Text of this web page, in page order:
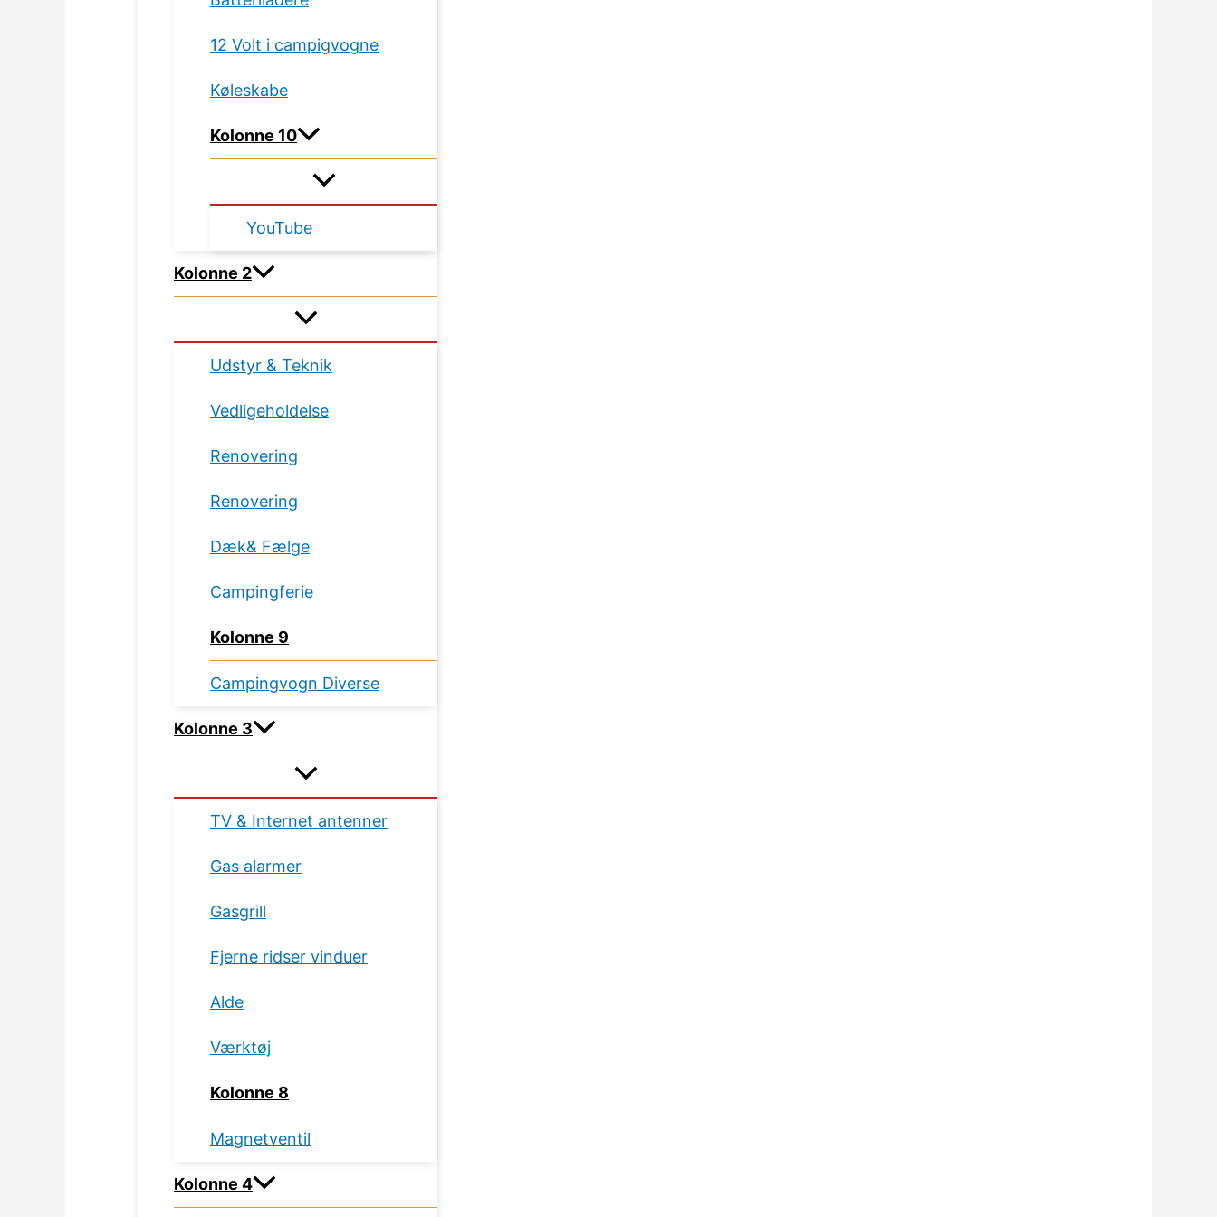
12 Volt i campigvogne
Køleskabe
Kolonne 10
YouTube
Kolonne 2
Udstyr & Teknik
Vedligeholdelse
Renovering
Renovering
Dæk& Fælge
Campingferie
Kolonne 9
Campingvogn Diverse
Kolonne 3
TV & Internet antenner
Gas alarmer
Gasgrill
Fjerne ridser vinduer
Alde
Værktøj
Kolonne 8
Magnetventil
Kolonne 4